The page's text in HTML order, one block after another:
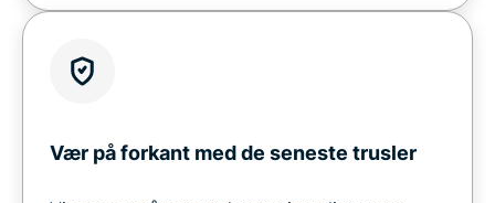
Vær på forkant med de seneste trusler